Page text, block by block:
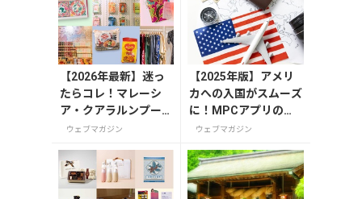
【2026年最新】迷っ
たらコレ！マレーシ
ア・クアラルンプー
ルで絶対買いたいお
ウェブマガジン
【2025年版】アメリ
カへの入国がスムーズ
に！MPCアプリの登
録方法や使い方を解説
ウェブマガジン